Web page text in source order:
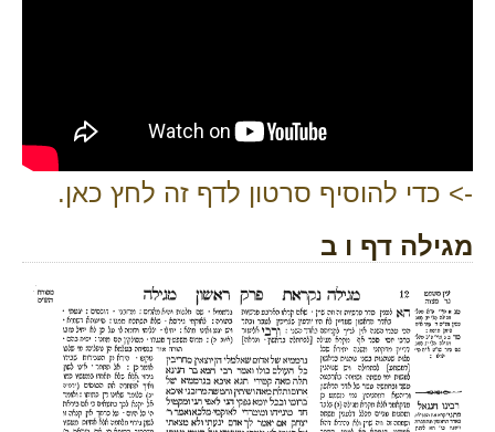
-> כדי להוסיף סרטון לדף זה לחץ כאן.
מגילה דף ו ב